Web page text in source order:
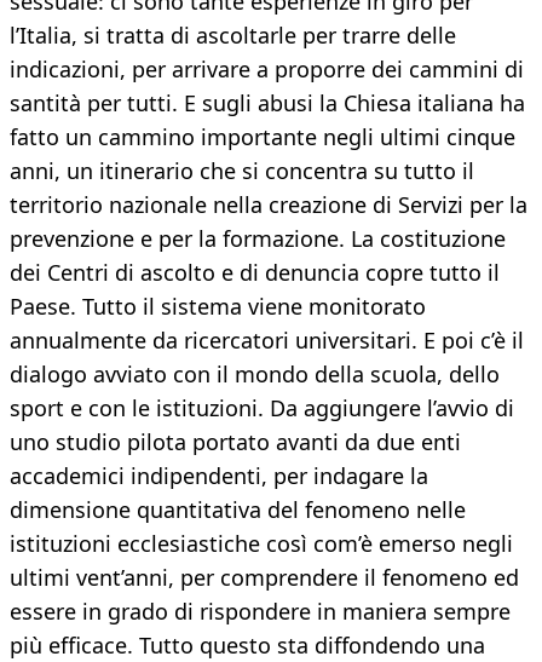
l’Italia, si tratta di ascoltarle per trarre delle
indicazioni, per arrivare a proporre dei cammini di
santità per tutti. E sugli abusi la Chiesa italiana ha
fatto un cammino importante negli ultimi cinque
anni, un itinerario che si concentra su tutto il
territorio nazionale nella creazione di Servizi per la
prevenzione e per la formazione. La costituzione
dei Centri di ascolto e di denuncia copre tutto il
Paese. Tutto il sistema viene monitorato
annualmente da ricercatori universitari. E poi c’è il
dialogo avviato con il mondo della scuola, dello
sport e con le istituzioni. Da aggiungere l’avvio di
uno studio pilota portato avanti da due enti
accademici indipendenti, per indagare la
dimensione quantitativa del fenomeno nelle
istituzioni ecclesiastiche così com’è emerso negli
ultimi vent’anni, per comprendere il fenomeno ed
essere in grado di rispondere in maniera sempre
più efficace. Tutto questo sta diffondendo una